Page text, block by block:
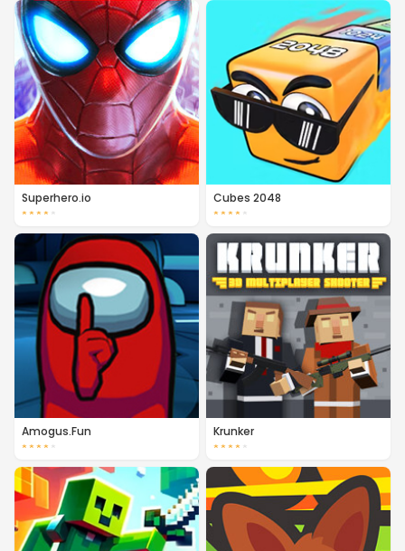
Superhero.io
★ ★ ★ ★ ★
Cubes 2048
★ ★ ★ ★ ★
Amogus.Fun
★ ★ ★ ★ ★
Krunker
★ ★ ★ ★ ★